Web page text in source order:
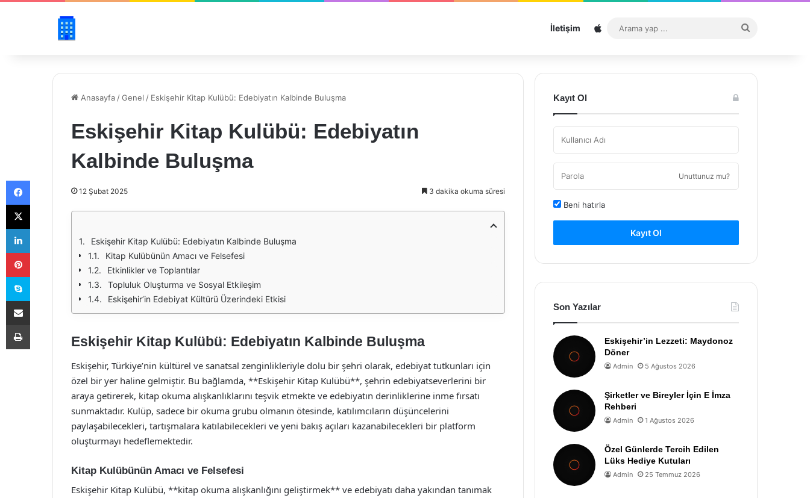
İletişim Sitemap
...
Anasayfa /Genel / Eskişehir Kitap Kulübü: Edebiyatın Kalbinde Buluşma
Eskişehir Kitap Kulübü: Edebiyatın
Kalbinde Buluşma
12 Şubat 2025 3 dakika okuma süresi
Eskişehir Kitap Kulübü: Edebiyatın Kalbinde Buluşma
Kitap Kulübünün Amacı ve Felsefesi
Etkinlikler ve Toplantılar
Topluluk Oluşturma ve Sosyal Etkileşim
Eskişehir’in Edebiyat Kültürü Üzerindeki Etkisi
Eskişehir Kitap Kulübü: Edebiyatın Kalbinde Buluşma
Eskişehir, Türkiye’nin kültürel ve sanatsal zenginlikleriyle dolu bir şehri olarak, edebiyat tutkunları için
özel bir yer haline gelmiştir. Bu bağlamda, **Eskişehir Kitap Kulübü**, şehrin edebiyatseverlerini bir
araya getirerek, kitap okuma alışkanlıklarını teşvik etmekte ve edebiyatın derinliklerine inme fırsatı
sunmaktadır. Kulüp, sadece bir okuma grubu olmanın ötesinde, katılımcıların düşüncelerini
paylaşabilecekleri, tartışmalara katılabilecekleri ve yeni bakış açıları kazanabilecekleri bir platform
oluşturmayı hedeflemektedir.
Kitap Kulübünün Amacı ve Felsefesi
Eskişehir Kitap Kulübü, **kitap okuma alışkanlığını geliştirmek** ve edebiyatı daha yakından tanımak
Kayıt Ol
Unuttunuz mu?
Beni hatırla
Kayıt Ol
Son Yazılar
Eskişehir’in Lezzeti: Maydonoz
Döner
Admin 5 Ağustos 2026
Şirketler ve Bireyler İçin E İmza
Rehberi
Admin 1 Ağustos 2026
Özel Günlerde Tercih Edilen
Lüks Hediye Kutuları
Admin 25 Temmuz 2026
Facebook
X
LinkedIn
Pinterest
Skype
E-Posta ile paylaş